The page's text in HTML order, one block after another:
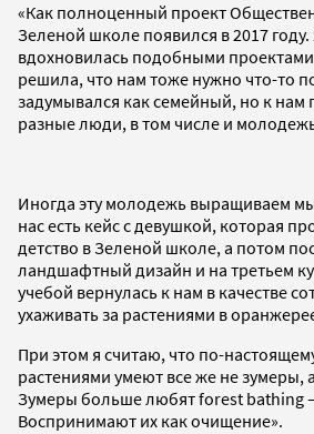
«Как полноценный проект
Зеленой школе появился в 2017 году.
вдохновилась подобными
решила, что нам тоже нужно что-то
задумывался как семейный, но к нам
разные люди, в том числе и
Иногда эту молодежь выращиваем
нас есть кейс с девушкой, которая
детство в Зеленой школе, а потом
ландшафтный дизайн и на третьем
учебой вернулась к нам в качестве
ухаживать за растениями в
При этом я считаю, что по-
растениями умеют все же не зумеры,
Зумеры больше любят forest bathing
Воспринимают их как очищение».